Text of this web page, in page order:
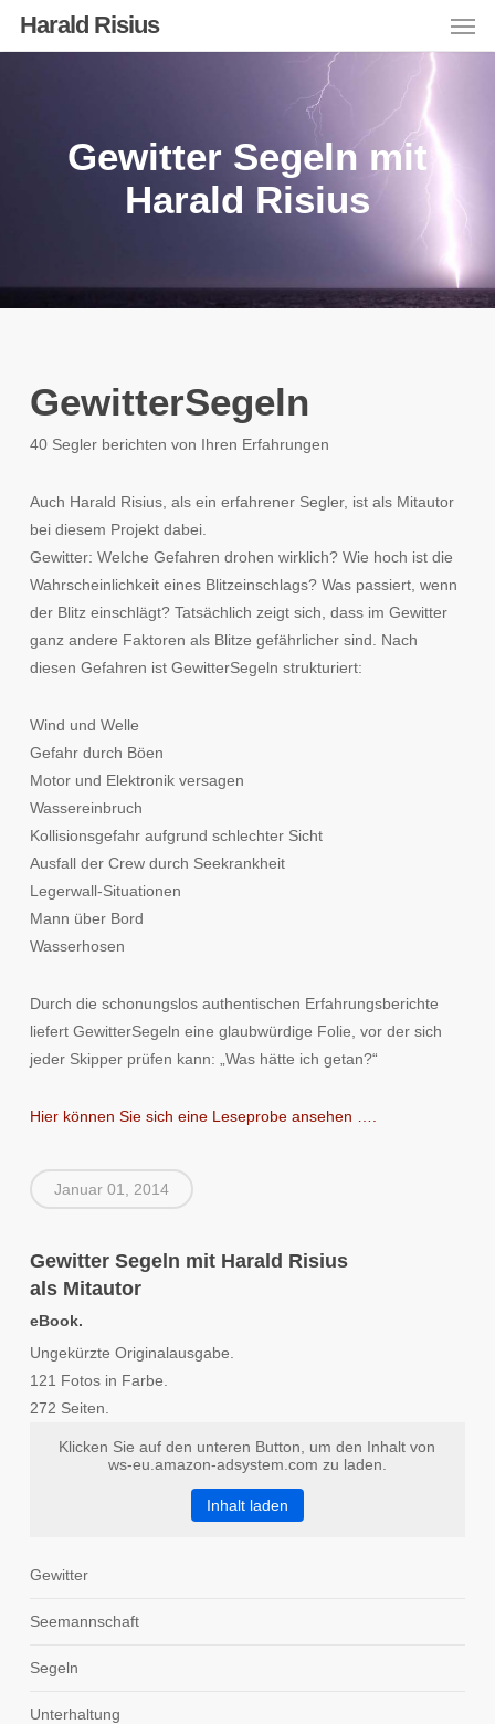
Harald Risius
Gewitter Segeln mit
Harald Risius
GewitterSegeln
40 Segler berichten von Ihren Erfahrungen
Auch Harald Risius, als ein erfahrener Segler, ist als Mitautor
bei diesem Projekt dabei.
Gewitter: Welche Gefahren drohen wirklich? Wie hoch ist die
Wahrscheinlichkeit eines Blitzeinschlags? Was passiert, wenn
der Blitz einschlägt? Tatsächlich zeigt sich, dass im Gewitter
ganz andere Faktoren als Blitze gefährlicher sind. Nach
diesen Gefahren ist GewitterSegeln strukturiert:
Wind und Welle
Gefahr durch Böen
Motor und Elektronik versagen
Wassereinbruch
Kollisionsgefahr aufgrund schlechter Sicht
Ausfall der Crew durch Seekrankheit
Legerwall-Situationen
Mann über Bord
Wasserhosen
Durch die schonungslos authentischen Erfahrungsberichte
liefert GewitterSegeln eine glaubwürdige Folie, vor der sich
jeder Skipper prüfen kann: „Was hätte ich getan?“
Hier können Sie sich eine Leseprobe ansehen ….
Januar 01, 2014
Gewitter Segeln mit Harald Risius
als Mitautor
eBook.
Ungekürzte Originalausgabe.
121 Fotos in Farbe.
272 Seiten.
Klicken Sie auf den unteren Button, um den Inhalt von
ws-eu.amazon-adsystem.com zu laden.
Inhalt laden
Gewitter
Seemannschaft
Segeln
Unterhaltung